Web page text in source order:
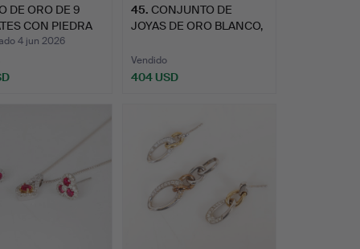
DE ORO DE 9
CON PIEDRA
4 jun 2026
45. CONJUNTO DE
JOYAS DE ORO BLANCO,
Vendido
404 USD